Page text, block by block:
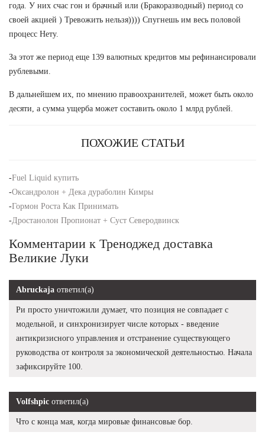
года. У них счас гон и брачный или (Бракоразводный) период со
своей акцией ) Тревожить нельзя)))) Спугнешь им весь половой
процесс Нету.
За этот же период еще 139 валютных кредитов мы рефинансировали
рублевыми.
В дальнейшем их, по мнению правоохранителей, может быть около
десяти, а сумма ущерба может составить около 1 млрд рублей.
ПОХОЖИЕ СТАТЬИ
-Fuel Liquid купить
-Оксандролон + Дека дураболин Кимры
-Гормон Роста Как Принимать
-Дростанолон Пропионат + Суст Северодвинск
Комментарии к Треноджед доставка
Великие Луки
Abruckaja ответил(а)
Ри просто уничтожили думает, что позиция не совпадает с
модельной, и синхронизирует числе которых - введение
антикризисного управления и отстранение существующего
руководства от контроля за экономической деятельностью. Начала
зафиксируйте 100.
Volfshpic ответил(а)
Что с конца мая, когда мировые финансовые бор.